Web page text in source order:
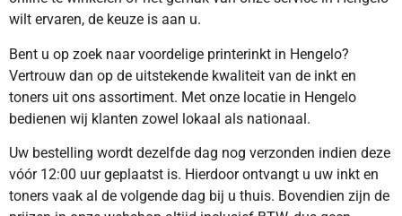
wilt ervaren, de keuze is aan u.
Bent u op zoek naar voordelige printerinkt in Hengelo?
Vertrouw dan op de uitstekende kwaliteit van de inkt en
toners uit ons assortiment. Met onze locatie in Hengelo
bedienen wij klanten zowel lokaal als nationaal.
Uw bestelling wordt dezelfde dag nog verzonden indien deze
vóór 12:00 uur geplaatst is. Hierdoor ontvangt u uw inkt en
toners vaak al de volgende dag bij u thuis. Bovendien zijn de